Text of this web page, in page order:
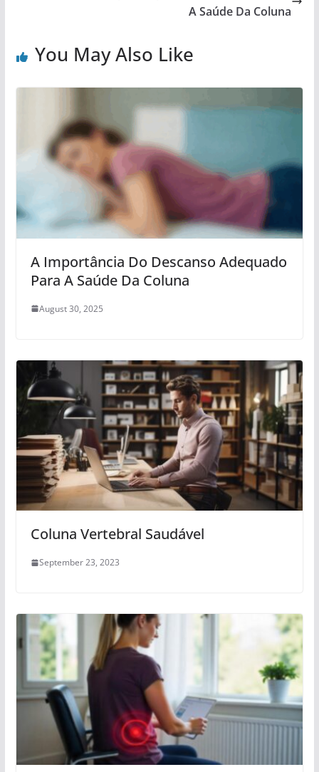
A Saúde Da Coluna
You May Also Like
A Importância Do Descanso Adequado
Para A Saúde Da Coluna
August 30, 2025
Coluna Vertebral Saudável
September 23, 2023